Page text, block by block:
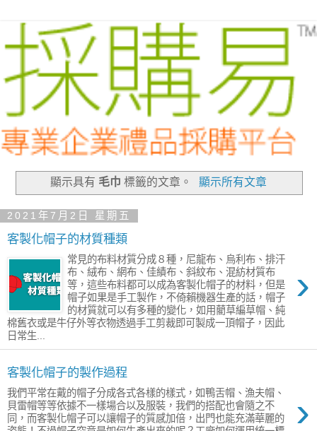
顯示具有 毛巾 標籤的文章。 顯示所有文章
2021年7月2日 星期五
客製化帽子的材質種類
›
常見的布料材質分成８種，尼龍布、烏利布、排汗
布、絨布、網布、佳績布、斜紋布、混紡材質布
等，這些布料都可以成為客製化帽子的材料，但是
帽子如果是手工製作，不倚賴機器生產的話，帽子
的材質就可以有多種的變化，如用藺草編草帽、純
棉舊衣或是牛仔外等衣物透過手工剪裁即可製成一頂帽子，因此
日常生...
客製化帽子的製作過程
›
我們平常在戴的帽子分成各式各樣的樣式，如鴨舌帽、漁夫帽、
貝雷帽等等依據不一樣場合以及服裝，我們的搭配也會隨之不
同，而客製化帽子可以讓帽子的質感加倍，出門也能充滿華麗的